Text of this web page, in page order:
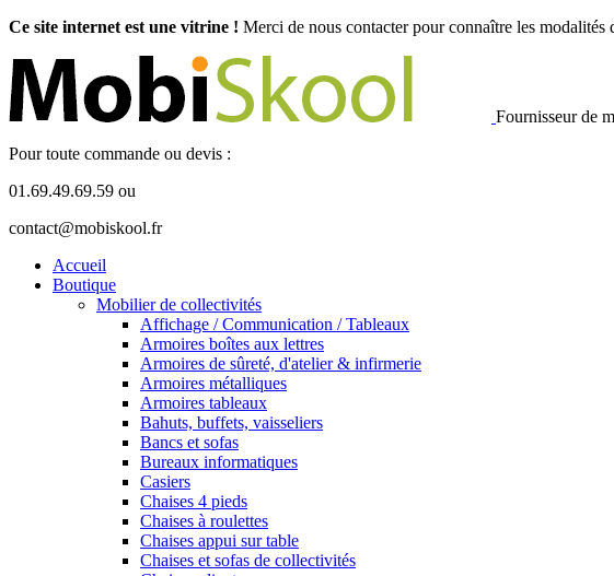
Ce site internet est une vitrine ! Merci de nous contacter pour connaître les modalités
Fournisseur de
Pour toute commande ou devis :
01.69.49.69.59 ou
contact@mobiskool.fr
Accueil
Boutique
Mobilier de collectivités
Affichage / Communication / Tableaux
Armoires boîtes aux lettres
Armoires de sûreté, d'atelier & infirmerie
Armoires métalliques
Armoires tableaux
Bahuts, buffets, vaisseliers
Bancs et sofas
Bureaux informatiques
Casiers
Chaises 4 pieds
Chaises à roulettes
Chaises appui sur table
Chaises et sofas de collectivités